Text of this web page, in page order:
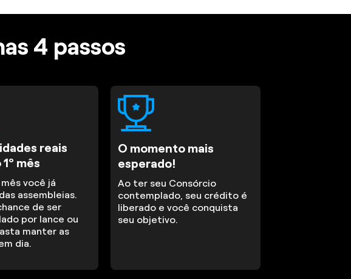
4 passos
reais
mês
mês você já
assembleias.
de ser
por lance ou
manter as
dia.
O momento mais
esperado!
Ao ter seu Consórcio
contemplado, seu crédito é
liberado e você conquista
seu objetivo.